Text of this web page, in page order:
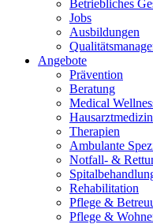
Betriebliches
Jobs
Ausbildungen
Angebote
Prävention
Beratung
Medical
Hausarztmedizin
Therapien
Ambulante
Notfall- &
Rehabilitation
Pflege &
Pflege &